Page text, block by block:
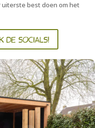
uiterste best doen om het
DE SOCIALS!